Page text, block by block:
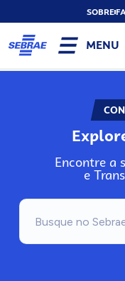
SOBRE
MENU
Encontre a
e